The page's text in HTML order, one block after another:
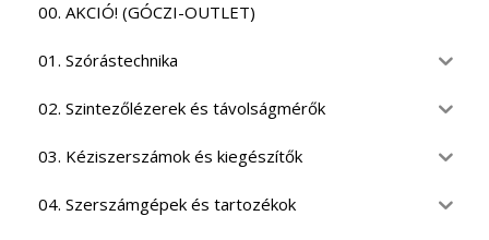
00. AKCIÓ! (GÓCZI-OUTLET)
01. Szórástechnika
02. Szintezőlézerek és távolságmérők
03. Kéziszerszámok és kiegészítők
04. Szerszámgépek és tartozékok